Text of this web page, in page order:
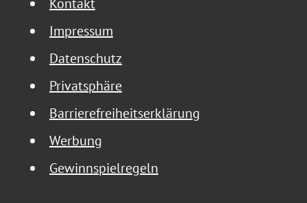
Impressum
Datenschutz
Privatsphäre
Barrierefreiheitserklärung
Werbung
Gewinnspielregeln